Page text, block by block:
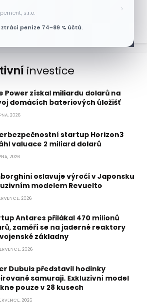
s.r.o. ›
ztrácí peníze 74–89 % účtů.
2026
investice
Power získal miliardu dolarů na
domácích bateriových úložišť
2026
startup Horizon3
valuace 2 miliard dolarů
2026
oslavuje výročí v Japonsku
modelem Revuelto
2026
Antares přilákal 470 milionů
zaměří se na jaderné reaktory
základny
2026
Dubuis představil hodinky
samuraji. Exkluzivní model
pouze v 28 kusech
2026